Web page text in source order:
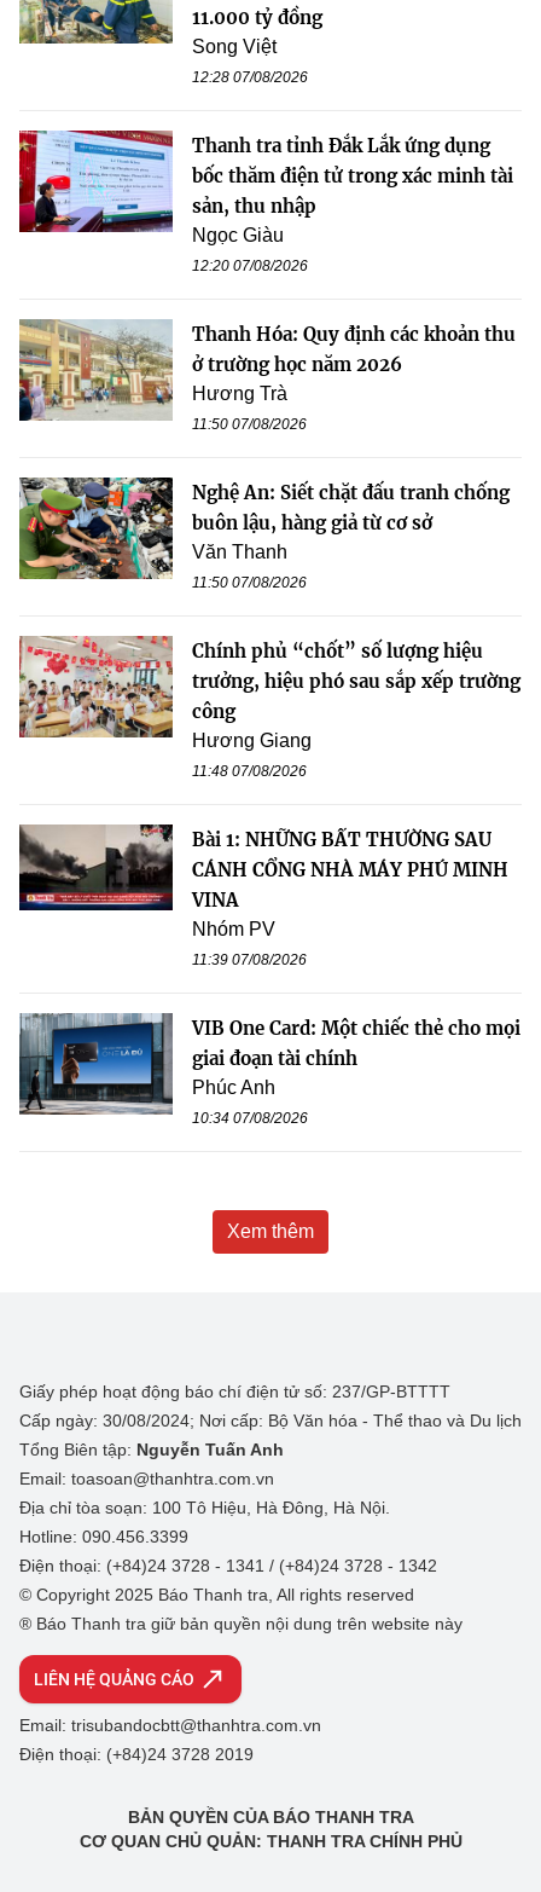
11.000 tỷ đồng
Song Việt
12:28 07/08/2026
Thanh tra tỉnh Đắk Lắk ứng dụng
bốc thăm điện tử trong xác minh tài
sản, thu nhập
Ngọc Giàu
12:20 07/08/2026
Thanh Hóa: Quy định các khoản thu
ở trường học năm 2026
Hương Trà
11:50 07/08/2026
Nghệ An: Siết chặt đấu tranh chống
buôn lậu, hàng giả từ cơ sở
Văn Thanh
11:50 07/08/2026
Chính phủ “chốt” số lượng hiệu
trưởng, hiệu phó sau sắp xếp trường
công
Hương Giang
11:48 07/08/2026
Bài 1: NHỮNG BẤT THƯỜNG SAU
CÁNH CỔNG NHÀ MÁY PHÚ MINH
VINA
Nhóm PV
11:39 07/08/2026
VIB One Card: Một chiếc thẻ cho mọi
giai đoạn tài chính
Phúc Anh
10:34 07/08/2026
Xem thêm
Giấy phép hoạt động báo chí điện tử số: 237/GP-BTTTT
Cấp ngày: 30/08/2024; Nơi cấp: Bộ Văn hóa - Thể thao và Du lịch
Tổng Biên tập: Nguyễn Tuấn Anh
Email: toasoan@thanhtra.com.vn
Địa chỉ tòa soạn: 100 Tô Hiệu, Hà Đông, Hà Nội.
Hotline: 090.456.3399
Điện thoại: (+84)24 3728 - 1341 / (+84)24 3728 - 1342
© Copyright 2025 Báo Thanh tra, All rights reserved
® Báo Thanh tra giữ bản quyền nội dung trên website này
LIÊN HỆ QUẢNG CÁO
Email: trisubandocbtt@thanhtra.com.vn
Điện thoại: (+84)24 3728 2019
BẢN QUYỀN CỦA BÁO THANH TRA
CƠ QUAN CHỦ QUẢN: THANH TRA CHÍNH PHỦ